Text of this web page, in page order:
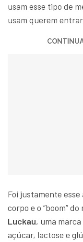
usam esse tipo de
usam querem
Foi justamente
corpo e o “boom”
Luckau, uma marca
açúcar, lactose e